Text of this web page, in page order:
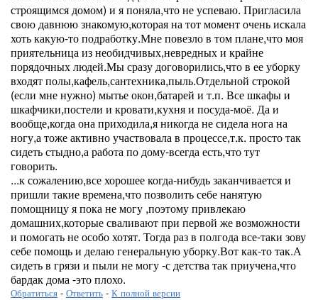
строящимся домом) и я поняла,что не успеваю. Пригласила
свою давнюю знакомую,которая на тот момент очень искала
хоть какую-то подработку.Мне повезло в том плане,что моя
приятельница из необидчивых,невредных и крайне
порядочных людей.Мы сразу договорились,что в ее уборку
входят полы,кафель,сантехника,пыль.Отдельной строкой
(если мне нужно) мытье окон,батарей и т.п. Все шкафы и
шкафчики,постели и кровати,кухня и посуда-моё. Да и
вообще,когда она приходила,я никогда не сидела нога на
ногу,а тоже активно участвовала в процессе,т.к. просто так
сидеть стыдно,а работа по дому-всегда есть,что тут
говорить.
...к сожалению,все хорошее когда-нибудь заканчивается и
пришли такие времена,что позволить себе нанятую
помощницу я пока не могу ,поэтому привлекаю
домашних,которые сваливают при первой же возможности
и помогать не особо хотят. Тогда раз в полгода все-таки зову
себе помощь и делаю генеральную уборку.Вот как-то так.А
сидеть в грязи и пыли не могу -с детства так приучена,что
бардак дома -это плохо.
Обратиться - Ответить - К полной версии